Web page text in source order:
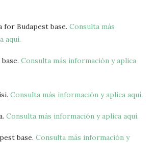
for Budapest base. Consulta más
aquí.
Consulta más información y aplica
Consulta más información y aplica aquí.
Consulta más información y aplica aquí.
base. Consulta más información y